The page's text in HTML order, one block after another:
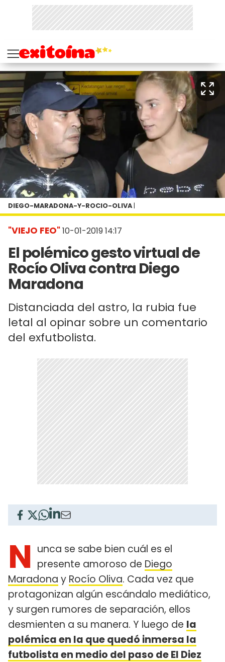
"VIEJO FEO"10-01-2019 14:17
El polémico gesto virtual de
Rocío Oliva contra Diego
Maradona
Distanciada del astro, la rubia fue
letal al opinar sobre un comentario
del exfutbolista.
DIEGO-MARADONA-Y-ROCIO-OLIVA |
N unca se sabe bien cuál es el
presente amoroso de Diego
Maradona y Rocío Oliva. Cada vez que
protagonizan algún escándalo mediático,
y surgen rumores de separación, ellos
desmienten a su manera. Y luego de la
polémica en la que quedó inmersa la
futbolista en medio del paso de El Diez